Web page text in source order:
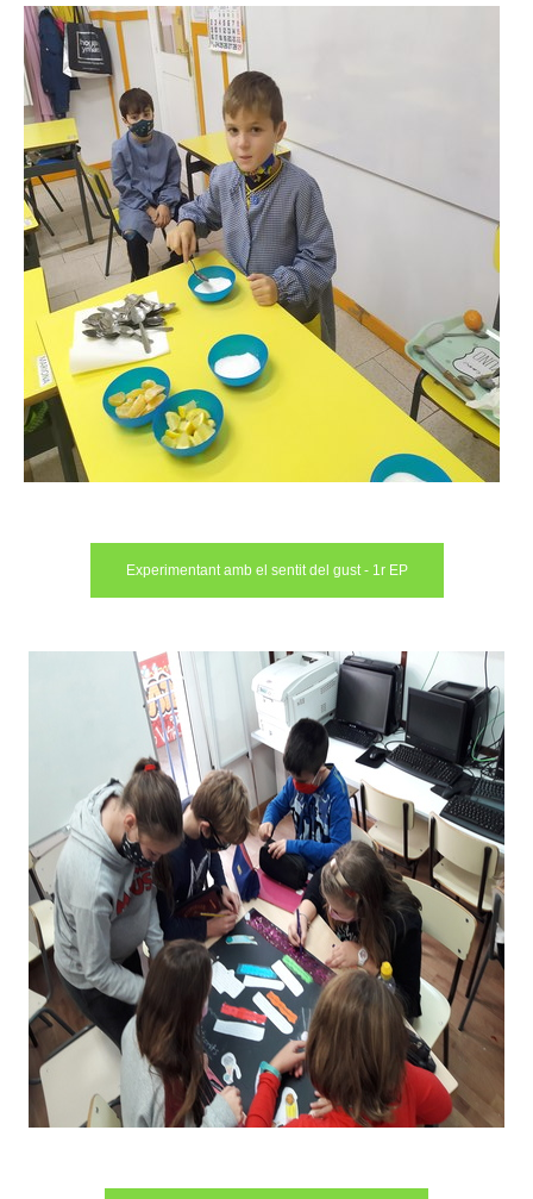
Experimentant amb el sentit del gust - 1r EP